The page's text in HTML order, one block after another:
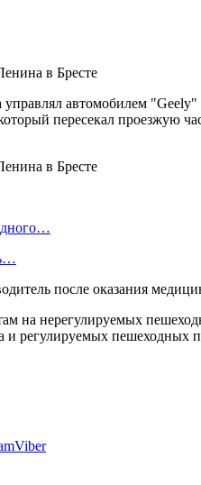
управлял автомобилем
пересекал проезжую
после оказания
на нерегулируемых
и регулируемых
Viber